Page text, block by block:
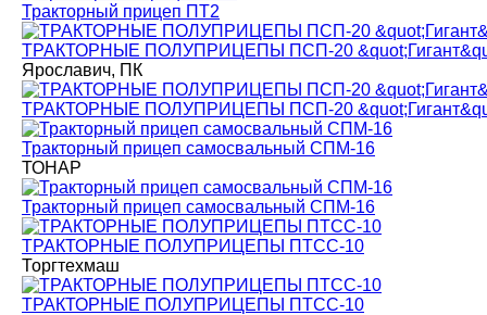
Тракторный прицеп ПТ2
ТРАКТОРНЫЕ ПОЛУПРИЦЕПЫ ПСП-20
Ярославич, ПК
ТРАКТОРНЫЕ ПОЛУПРИЦЕПЫ ПСП-20
Тракторный прицеп самосвальный СПМ-16
ТОНАР
Тракторный прицеп самосвальный СПМ-16
ТРАКТОРНЫЕ ПОЛУПРИЦЕПЫ ПТСС-10
Торгтехмаш
ТРАКТОРНЫЕ ПОЛУПРИЦЕПЫ ПТСС-10